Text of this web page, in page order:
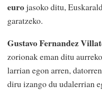
eurojasoko ditu,
garatzeko.
Gustavo Fernandez
zorionak eman ditu
larrian egon arren,
diru izango du udalerrian